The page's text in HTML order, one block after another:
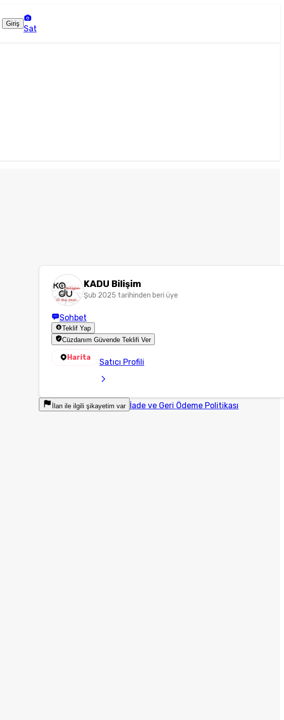
Giriş
Sat
KADU Bilişim
Şub 2025 tarihinden beri üye
Sohbet
Teklif Yap
Cüzdanım Güvende Teklifi Ver
Harita Satıcı Profili
İlan ile ilgili şikayetim var İade ve Geri Ödeme Politikası